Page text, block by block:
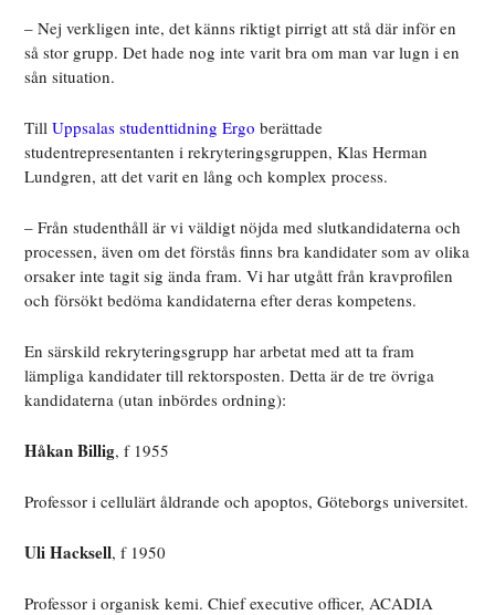
– Nej verkligen inte, det känns riktigt pirrigt att stå där inför en
så stor grupp. Det hade nog inte varit bra om man var lugn i en
sån situation.
TillUppsalas studenttidning Ergo berättade
studentrepresentanten i rekryteringsgruppen, Klas Herman
Lundgren, att det varit en lång och komplex process.
– Från studenthåll är vi väldigt nöjda med slutkandidaterna och
processen, även om det förstås finns bra kandidater som av olika
orsaker inte tagit sig ända fram. Vi har utgått från kravprofilen
och försökt bedöma kandidaterna efter deras kompetens.
En särskild rekryteringsgrupp har arbetat med att ta fram
lämpliga kandidater till rektorsposten. Detta är de tre övriga
kandidaterna (utan inbördes ordning):
Håkan Billig, f 1955
Professor i cellulärt åldrande och apoptos, Göteborgs universitet.
Uli Hacksell, f 1950
Professor i organisk kemi. Chief executive officer, ACADIA